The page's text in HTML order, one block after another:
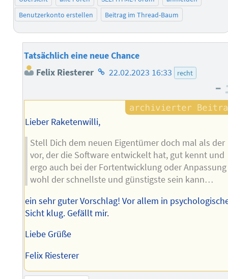
Benutzerkonto erstellen
Beitrag im Thread-Baum
Tatsächlich eine neue Chance
Felix Riesterer Homepage
Autors
22.02.2023 16:33 recht
–
Lieber Raketenwilli,
Stell Dich dem neuen Eigentümer doch mal als der
vor, der die Software entwickelt hat, gut kennt und
ergo auch bei der Fortentwicklung oder Anpassung
wohl der schnellste und günstigste sein kann…
ein sehr guter Vorschlag! Vor allem in
Sicht klug. Gefällt mir.
Liebe Grüße
Felix Riesterer